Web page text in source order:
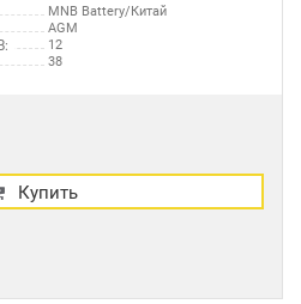
MNB Battery/Китай
AGM
12
38
Купить